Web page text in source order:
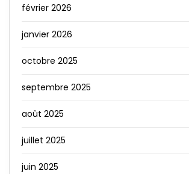
février 2026
janvier 2026
octobre 2025
septembre 2025
août 2025
juillet 2025
juin 2025